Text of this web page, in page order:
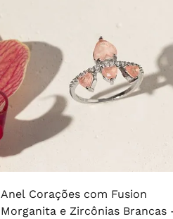
Anel Corações com Fusion
Morganita e Zircônias Brancas